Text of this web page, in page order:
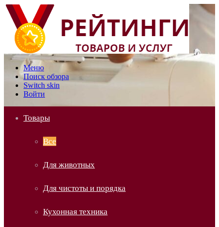
Меню
Поиск обзора
Switch skin
Войти
Товары
Все
Для животных
Для чистоты и порядка
Кухонная техника